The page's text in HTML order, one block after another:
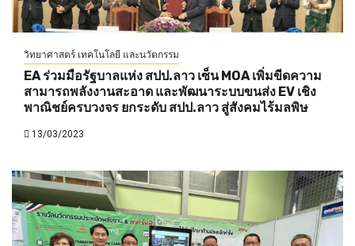
วิทยาศาสตร์ เทคโนโลยี และนวัตกรรม
EA ร่วมมือรัฐบาลแห่ง สปป.ลาว เซ็น MOA เพิ่มขีดความ
สามารถพลังงานสะอาด และพัฒนาระบบขนส่ง EV เชิง
พาณิชย์ครบวงจร ยกระดับ สปป.ลาว สู่สังคมไร้มลพิษ
13/03/2023